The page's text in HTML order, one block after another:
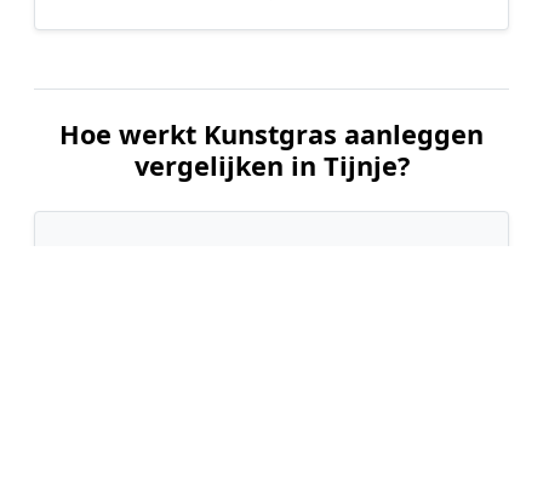
Hoe werkt Kunstgras aanleggen
vergelijken in Tijnje?